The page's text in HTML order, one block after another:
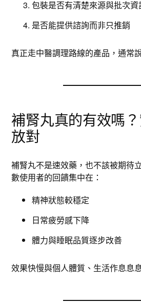
包裝是否有清楚來源與批次資
是否能提供諮詢而非只推銷
真正走中醫調理路線的產品，通常
補腎丸真的有效嗎
放對
補腎丸不是速效藥，也不該被期待
數使用者的回饋集中在：
精神狀態較穩定
日常疲勞感下降
體力與睡眠品質逐步改善
效果快慢與個人體質、生活作息息